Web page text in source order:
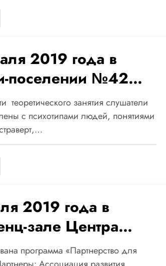
2019 года в
поселении №42
Ташкентской
Фондом проведен
семинар для
теоретического занятия слушатели
с психотипами людей, понятиями
2019 года в
зале Центра
развития состоялась
программа «Партнерство для